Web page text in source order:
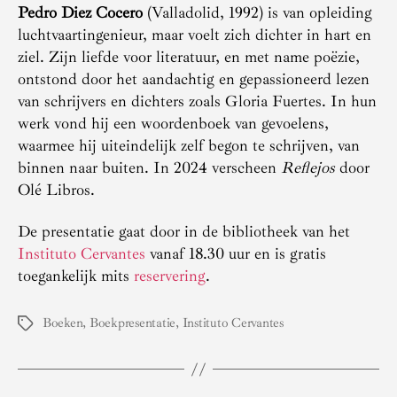
Pedro Diez Cocero (Valladolid, 1992) is van opleiding
luchtvaartingenieur, maar voelt zich dichter in hart en
ziel. Zijn liefde voor literatuur, en met name poëzie,
ontstond door het aandachtig en gepassioneerd lezen
van schrijvers en dichters zoals Gloria Fuertes. In hun
werk vond hij een woordenboek van gevoelens,
waarmee hij uiteindelijk zelf begon te schrijven, van
binnen naar buiten. In 2024 verscheen Reflejos door
Olé Libros.
De presentatie gaat door in de bibliotheek van het
Instituto Cervantes vanaf 18.30 uur en is gratis
toegankelijk mits reservering.
Tags Boeken, Boekpresentatie, Instituto Cervantes